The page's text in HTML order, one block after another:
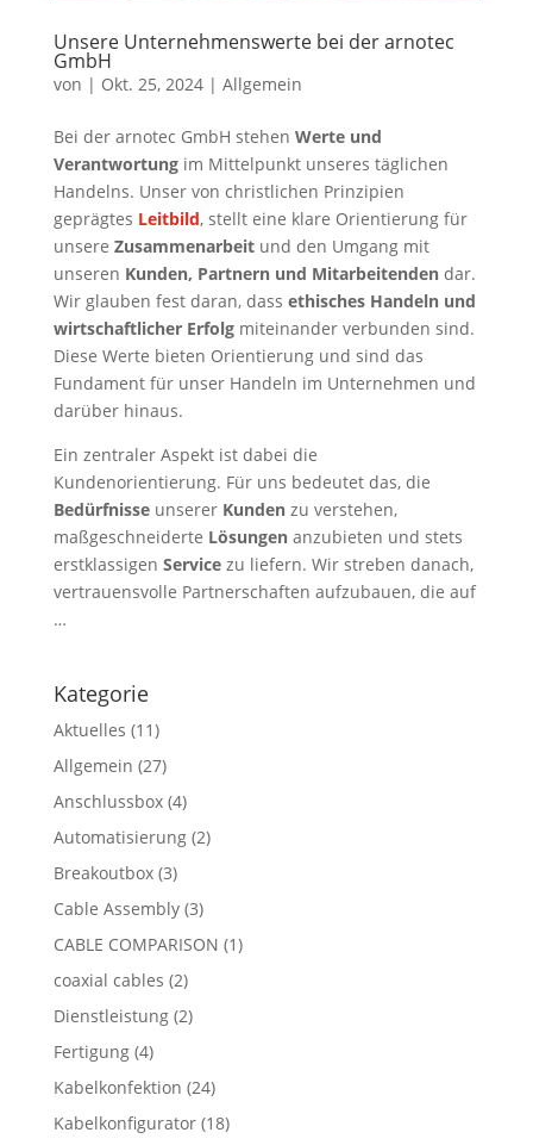
Unsere Unternehmenswerte bei der arnotec
GmbH
von | Okt. 25, 2024| Allgemein
Bei der arnotec GmbH stehen Werte und
Verantwortungim Mittelpunkt unseres täglichen
Handelns. Unser von christlichen Prinzipien
geprägtes Leitbild, stellt eine klare Orientierung für
unsere Zusammenarbeitund den Umgang mit
unseren Kunden, Partnern und Mitarbeitendendar.
Wir glauben fest daran, dass ethisches Handeln und
wirtschaftlicher Erfolgmiteinander verbunden sind.
Diese Werte bieten Orientierung und sind das
Fundament für unser Handeln im Unternehmen und
darüber hinaus.
Ein zentraler Aspekt ist dabei die
Kundenorientierung. Für uns bedeutet das, die
Bedürfnisseunserer Kundenzu verstehen,
maßgeschneiderte Lösungenanzubieten und stets
erstklassigen Servicezu liefern. Wir streben danach,
vertrauensvolle Partnerschaften aufzubauen, die auf
…
Kategorie
Aktuelles (11)
Allgemein (27)
Anschlussbox(4)
Automatisierung(2)
Breakoutbox(3)
Cable Assembly(3)
CABLE COMPARISON (1)
coaxial cables (2)
Dienstleistung(2)
Fertigung(4)
Kabelkonfektion (24)
Kabelkonfigurator(18)